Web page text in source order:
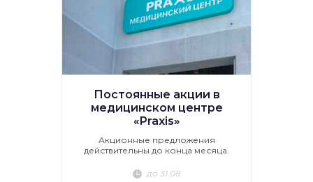
Постоянные акции в
медицинском центре
«Praxis»
Акционные предложения
действительны до конца месяца.
до 31.08